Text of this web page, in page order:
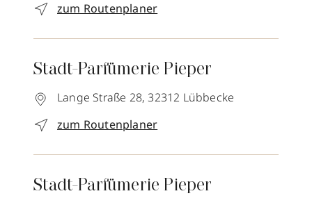
zum Routenplaner
Stadt-Parfümerie Pieper
Lange Straße 28, 32312 Lübbecke
zum Routenplaner
Stadt-Parfümerie Pieper